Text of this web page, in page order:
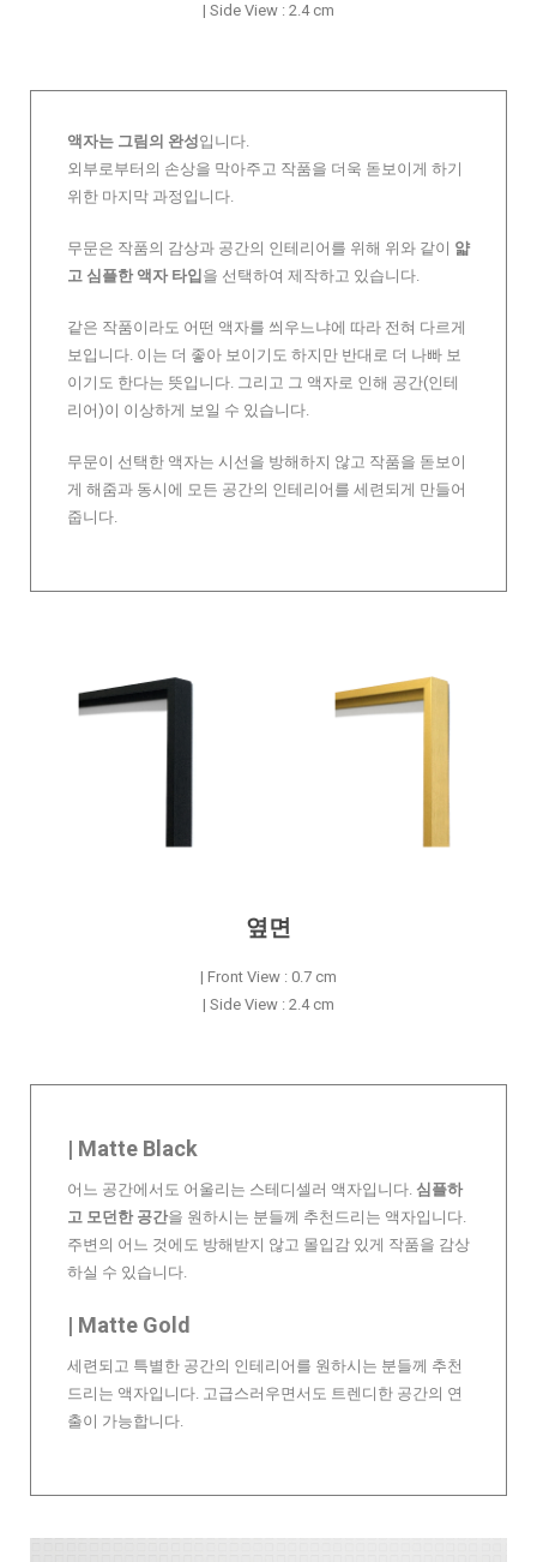
| Side View : 2.4 cm
액자는 그림의 완성입니다.
외부로부터의 손상을 막아주고 작품을 더욱 돋보이게 하기
위한 마지막 과정입니다.
무문은 작품의 감상과 공간의 인테리어를 위해 위와 같이 얇
고 심플한 액자 타입 을 선택하여 제작하고 있습니다.
같은 작품이라도 어떤 액자를 씌우느냐에 따라 전혀 다르게
보입니다. 이는 더 좋아 보이기도 하지만 반대로 더 나빠 보
이기도 한다는 뜻입니다. 그리고 그 액자로 인해 공간(인테
리어)이 이상하게 보일 수 있습니다.
무문이 선택한 액자는 시선을 방해하지 않고 작품을 돋보이
게 해줌과 동시에 모든 공간의 인테리어를 세련되게 만들어
줍니다.
옆면
| Front View : 0.7 cm
| Side View : 2.4 cm
| Matte Black
어느 공간에서도 어울리는 스테디셀러 액자입니다. 심플하
고 모던한 공간을 원하시는 분들께 추천드리는 액자입니다.
주변의 어느 것에도 방해받지 않고 몰입감 있게 작품을 감상
하실 수 있습니다.
| Matte Gold
세련되고 특별한 공간의 인테리어를 원하시는 분들께 추천
드리는 액자입니다. 고급스러우면서도 트렌디한 공간의 연
출이 가능합니다.